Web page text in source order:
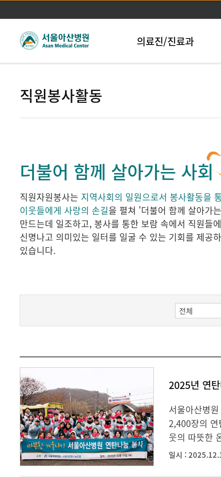
본문바로가기
의료진/진료과
직원봉사활동
더불어 함께 살아가는 사회
직원자원봉사는 지역사회의 일원으로서 봉사활동을
이웃들에게 사랑의 손길을 펼쳐 '더불어 함께 살아가
만드는데 일조하고, 봉사를 통한 보람 속에서 직원들
신명나고 의미있는 일터를 일굴 수 있는 기회를 제공
있습니다.
2025년 연
서울아산병
2,400장의 연
웃의 따뜻한
일시 :